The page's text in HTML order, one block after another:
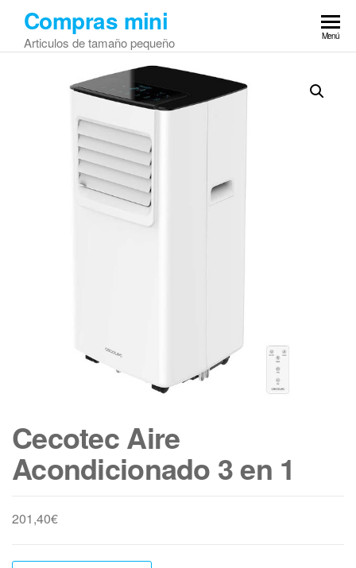
Saltar
contenido
Compras mini
Articulos de tamaño pequeño Menú
Cecotec Aire
Acondicionado 3 en 1
201,40€